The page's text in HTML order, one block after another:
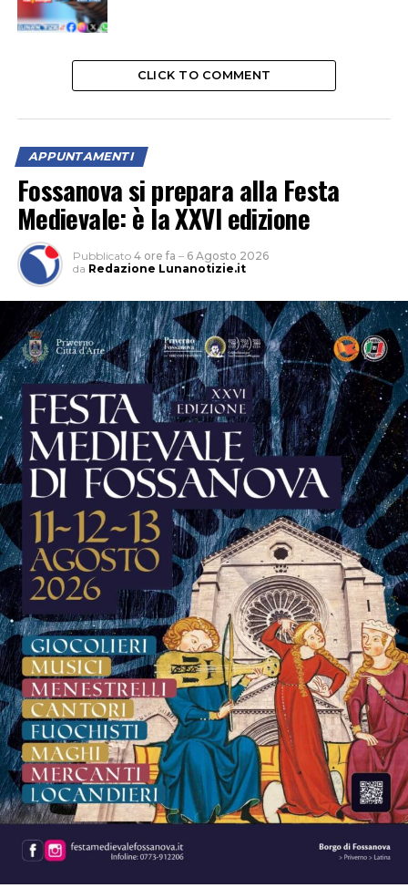
CLICK TO COMMENT
APPUNTAMENTI
Fossanova si prepara alla Festa
Medievale: è la XXVI edizione
Pubblicato 4 ore fa – 6 Agosto 2026
da Redazione Lunanotizie.it